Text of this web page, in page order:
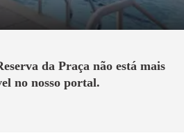
da Praça não está mais
no nosso portal.